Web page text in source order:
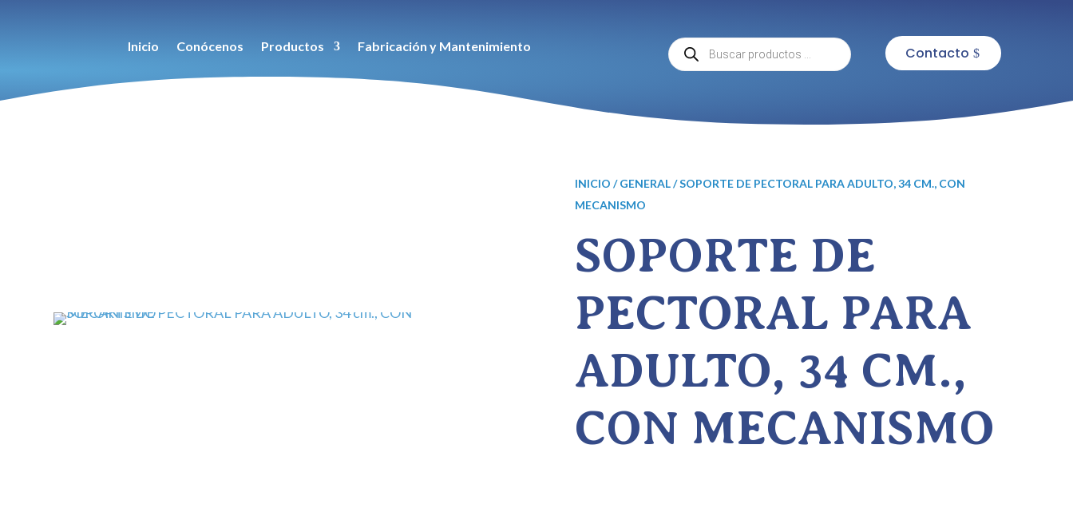
Inicio Conócenos Productos Fabricación y Mantenimiento
Búsqueda
de
productos
Contacto
INICIO /GENERAL/ SOPORTE DE PECTORAL PARA ADULTO, 34 CM., CON
MECANISMO
SOPORTE DE
PECTORAL PARA
ADULTO, 34 CM.,
CON MECANISMO